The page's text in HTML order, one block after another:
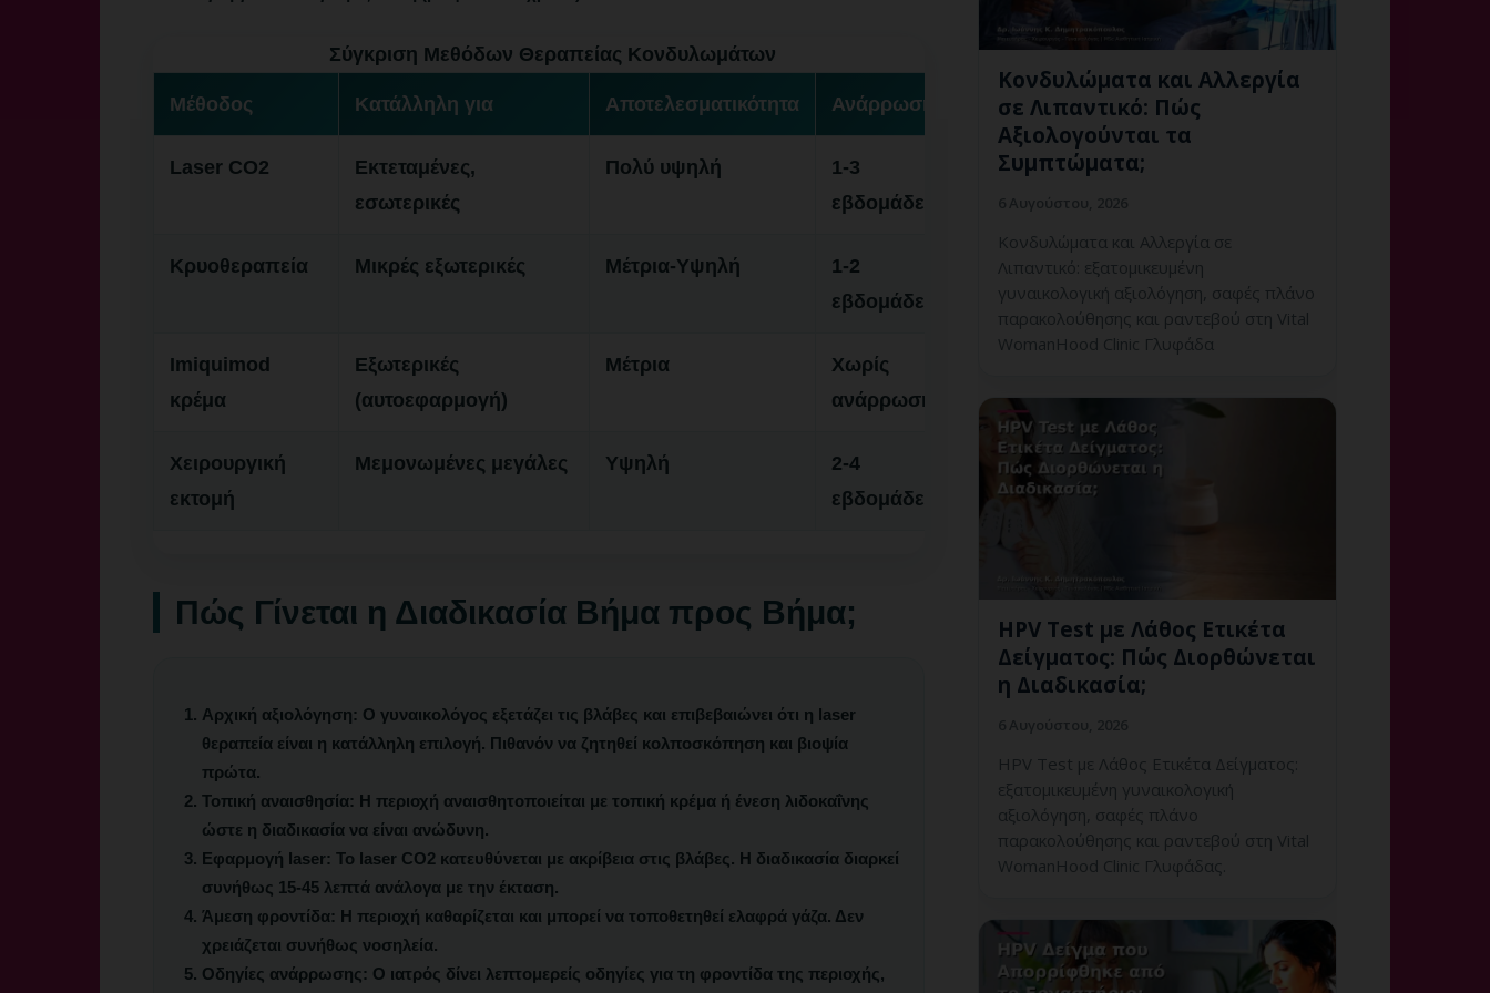
Σύγκριση Μεθόδων Θεραπείας Κονδυλωμάτων
Μέθοδος Κατάλληλη για Αποτελεσματικότητα Ανάρρωση
Laser CO2
Εκτεταμένες,
εσωτερικές
Πολύ υψηλή
1-3
εβδομάδες
Κρυοθεραπεία Μικρές εξωτερικές Μέτρια-Υψηλή
1-2
εβδομάδες
Imiquimod
κρέμα
Εξωτερικές
(αυτοεφαρμογή)
Μέτρια
Χωρίς
ανάρρωση
Χειρουργική
εκτομή
Μεμονωμένες μεγάλες Υψηλή
2-4
εβδομάδες
Πώς Γίνεται η Διαδικασία Βήμα προς Βήμα;
Αρχική αξιολόγηση: Ο γυναικολόγος εξετάζει τις βλάβες και επιβεβαιώνει ότι η laser
θεραπεία είναι η κατάλληλη επιλογή. Πιθανόν να ζητηθεί κολποσκόπηση και βιοψία
πρώτα.
Τοπική αναισθησία: Η περιοχή αναισθητοποιείται με τοπική κρέμα ή ένεση λιδοκαΐνης
ώστε η διαδικασία να είναι ανώδυνη.
Εφαρμογή laser: Το laser CO2 κατευθύνεται με ακρίβεια στις βλάβες. Η διαδικασία διαρκεί
συνήθως 15-45 λεπτά ανάλογα με την έκταση.
Άμεση φροντίδα: Η περιοχή καθαρίζεται και μπορεί να τοποθετηθεί ελαφρά γάζα. Δεν
χρειάζεται συνήθως νοσηλεία.
Οδηγίες ανάρρωσης: Ο ιατρός δίνει λεπτομερείς οδηγίες για τη φροντίδα της περιοχής,
Κονδυλώματα και Αλλεργία
σε Λιπαντικό: Πώς
Αξιολογούνται τα
Συμπτώματα;
Κονδυλώματα και Αλλεργία σε
Λιπαντικό: εξατομικευμένη
γυναικολογική αξιολόγηση, σαφές πλάνο
παρακολούθησης και ραντεβού στη Vital
WomanHood Clinic Γλυφάδα
HPV Test με Λάθος Ετικέτα
Δείγματος: Πώς Διορθώνεται
η Διαδικασία;
HPV Test με Λάθος Ετικέτα Δείγματος:
εξατομικευμένη γυναικολογική
αξιολόγηση, σαφές πλάνο
παρακολούθησης και ραντεβού στη Vital
WomanHood Clinic Γλυφάδας.